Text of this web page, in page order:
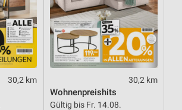
30,2 km 30,2 km
Wohnenpreishits
Gültig bis Fr. 14.08.